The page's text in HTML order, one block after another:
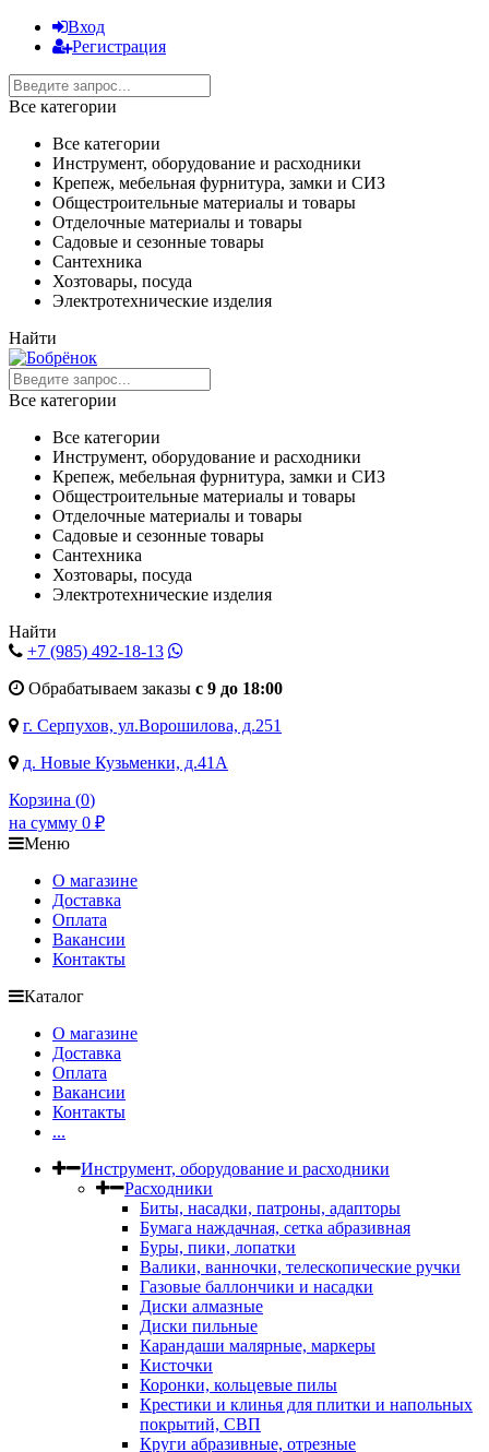
Вход
Регистрация
Все категории
Все категории
Инструмент, оборудование и расходники
Крепеж, мебельная фурнитура, замки и СИЗ
Общестроительные материалы и товары
Отделочные материалы и товары
Садовые и сезонные товары
Сантехника
Хозтовары, посуда
Электротехнические изделия
Найти
Все категории
Все категории
Инструмент, оборудование и расходники
Крепеж, мебельная фурнитура, замки и СИЗ
Общестроительные материалы и товары
Отделочные материалы и товары
Садовые и сезонные товары
Сантехника
Хозтовары, посуда
Электротехнические изделия
Найти
+7 (985) 492-18-13
Обрабатываем заказы с 9 до 18:00
г. Серпухов, ул.Ворошилова, д.251
д. Новые Кузьменки, д.41А
Корзина (0)
на сумму 0 ₽
Меню
О магазине
Доставка
Оплата
Вакансии
Контакты
Каталог
О магазине
Доставка
Оплата
Вакансии
Контакты
...
Инструмент, оборудование и расходники
Расходники
Биты, насадки, патроны, адапторы
Бумага наждачная, сетка абразивная
Буры, пики, лопатки
Валики, ванночки, телескопические ручки
Газовые баллончики и насадки
Диски алмазные
Диски пильные
Карандаши малярные, маркеры
Кисточки
Коронки, кольцевые пилы
Крестики и клинья для плитки и напольных
покрытий, СВП
Круги абразивные, отрезные